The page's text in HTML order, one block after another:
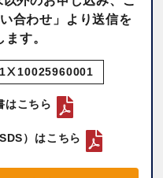
合わせ」より送信を
す。
はこちら
）はこちら